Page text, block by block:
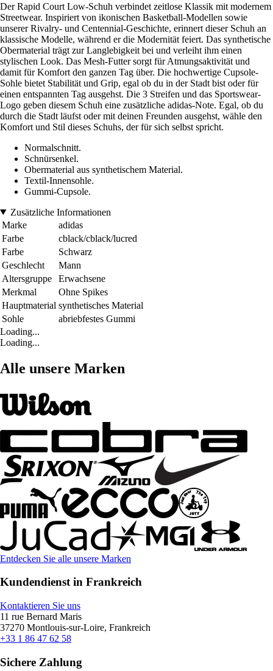
Der Rapid Court Low-Schuh verbindet zeitlose Klassik mit modernem
Streetwear. Inspiriert von ikonischen Basketball-Modellen sowie
unserer Rivalry- und Centennial-Geschichte, erinnert dieser Schuh an
klassische Modelle, während er die Modernität feiert. Das synthetische
Obermaterial trägt zur Langlebigkeit bei und verleiht ihm einen
stylischen Look. Das Mesh-Futter sorgt für Atmungsaktivität und
damit für Komfort den ganzen Tag über. Die hochwertige Cupsole-
Sohle bietet Stabilität und Grip, egal ob du in der Stadt bist oder für
einen entspannten Tag ausgehst. Die 3 Streifen und das Sportswear-
Logo geben diesem Schuh eine zusätzliche adidas-Note. Egal, ob du
durch die Stadt läufst oder mit deinen Freunden ausgehst, wähle den
Komfort und Stil dieses Schuhs, der für sich selbst spricht.
Normalschnitt.
Schnürsenkel.
Obermaterial aus synthetischem Material.
Textil-Innensohle.
Gummi-Cupsole.
Zusätzliche Informationen
Marke
adidas
Farbe
cblack/cblack/lucred
Farbe
Schwarz
Geschlecht
Mann
Altersgruppe
Erwachsene
Merkmal
Ohne Spikes
Hauptmaterial synthetisches Material
Sohle
abriebfestes Gummi
Loading...
Loading...
Alle unsere Marken
Entdecken Sie alle unsere Marken
Kundendienst in Frankreich
Kontaktieren Sie uns
11 rue Bernard Maris
37270 Montlouis-sur-Loire, Frankreich
+33 1 86 47 62 58
Sichere Zahlung